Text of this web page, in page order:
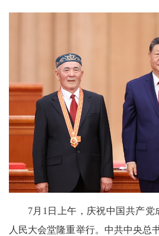
7月1日上午，庆祝中国共产党
人民大会堂隆重举行。中共中央总